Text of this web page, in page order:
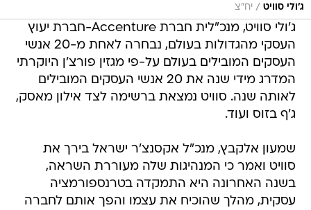
ג'ולי סוויט / יח"צ
ג'ולי סוויט, מנכ"לית חברת Accenture-חברת יעוץ
העסקי מהגדולות בעולם, נבחרה לאחת מ-20 אנשי
העסקים המובילים בעולם על-פי מגזין פורצ'ן היוקרתי
המדרג מידי שנה את 20 אנשי העסקים המובילים
לאותה שנה. סוויט נמצאת ברשימה לצד אילון מאסק,
ג'ף בזוס ועוד.
שמעון אלקבץ, מנכ"ל אקסנצ'ר ישראל בירך את
סוויט ואמר כי המנהיגות שלה מעוררת השראה,
בשנה האחרונה היא התמקדה בטרנספורמציה
עסקית, מהלך שהוכיח את עצמו והפך אותם לחברה